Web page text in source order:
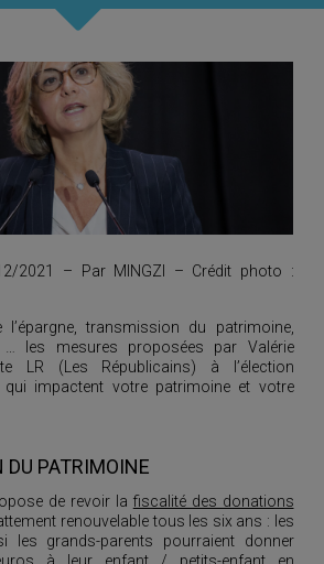
2021 – Par MINGZI – Crédit photo :
l’épargne, transmission du patrimoine,
… les mesures proposées par Valérie
LR (Les Républicains) à l’élection
qui impactent votre patrimoine et votre
PATRIMOINE
de revoir la fiscalité des donations
renouvelable tous les six ans : les
les grands-parents pourraient donner
à leur enfant / petits-enfant en